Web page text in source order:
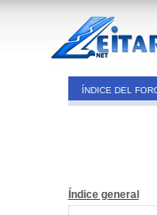
ÍNDICE DEL
Índice general